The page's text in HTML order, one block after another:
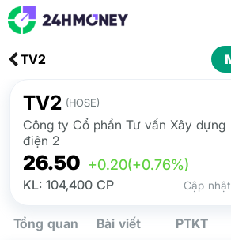
TV2
TV2 (HOSE)
Công ty Cổ phần Tư vấn Xây dựng
điện 2
26.50 +0.20(+0.76%)
KL: 104,400 CP Cập
Tổng quan Bài viết PTKT